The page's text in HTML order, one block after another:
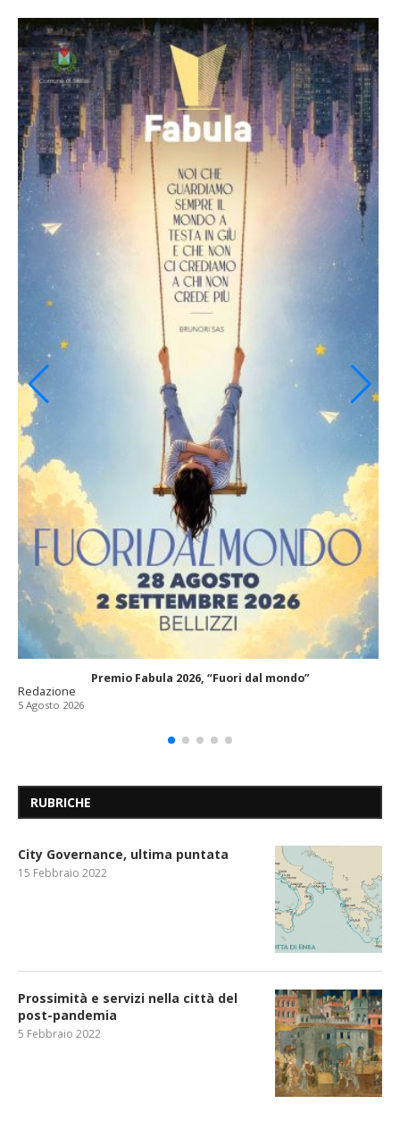
Premio Fabula 2026, “Fuori dal mondo”
Redazione
5 Agosto 2026
RUBRICHE
City Governance, ultima puntata
15 Febbraio 2022
Prossimità e servizi nella città del
post-pandemia
5 Febbraio 2022